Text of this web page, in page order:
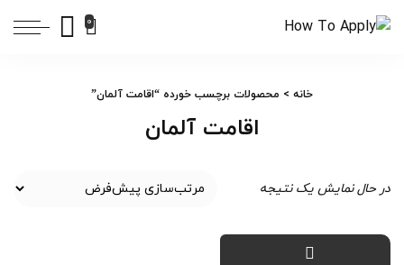
0
خانه > محصولات برچسب خورده “اقامت آلمان”
اقامت آلمان
در حال نمایش یک نتیجه